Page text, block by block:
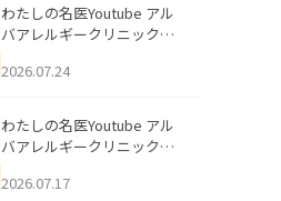
わたしの名医Youtube アル
バアレルギークリニック札
える男性へ｜医師が教える
公開いたしました。
2026.07.24
わたしの名医Youtube アル
バアレルギークリニック札
跡にVビームは効く？向いて
2026.07.17